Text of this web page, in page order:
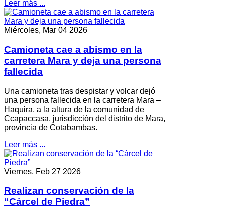
Leer más ...
Miércoles, Mar 04 2026
Camioneta cae a abismo en la
carretera Mara y deja una persona
fallecida
Una camioneta tras despistar y volcar dejó
una persona fallecida en la carretera Mara –
Haquira, a la altura de la comunidad de
Ccapaccasa, jurisdicción del distrito de Mara,
provincia de Cotabambas.
Leer más ...
Viernes, Feb 27 2026
Realizan conservación de la
“Cárcel de Piedra”